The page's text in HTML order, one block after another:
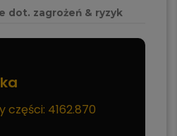
dot. zagrożeń & ryzyk
części: 4162.870